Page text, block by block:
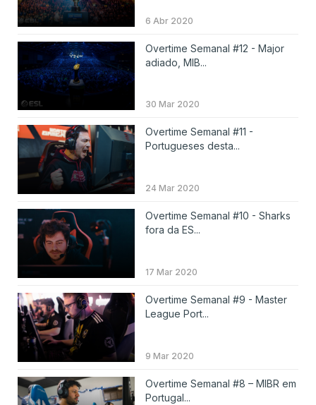
6 Abr 2020
Overtime Semanal #12 - Major
adiado, MIB...
30 Mar 2020
Overtime Semanal #11 -
Portugueses desta...
24 Mar 2020
Overtime Semanal #10 - Sharks
fora da ES...
17 Mar 2020
Overtime Semanal #9 - Master
League Port...
9 Mar 2020
Overtime Semanal #8 – MIBR em
Portugal...